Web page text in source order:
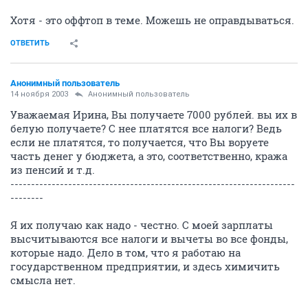
Хотя - это оффтоп в теме. Можешь не оправдываться.
ОТВЕТИТЬ
Анонимный пользователь
14 ноября 2003 Анонимный пользователь
Уважаемая Ирина, Вы получаете 7000 рублей. вы их в
белую получаете? С нее платятся все налоги? Ведь
если не платятся, то получается, что Вы воруете
часть денег у бюджета, а это, соответственно, кража
из пенсий и т.д.
---------------------------------------------------------------------
--------
Я их получаю как надо - честно. С моей зарплаты
высчитываются все налоги и вычеты во все фонды,
которые надо. Дело в том, что я работаю на
государственном предприятии, и здесь химичить
смысла нет.